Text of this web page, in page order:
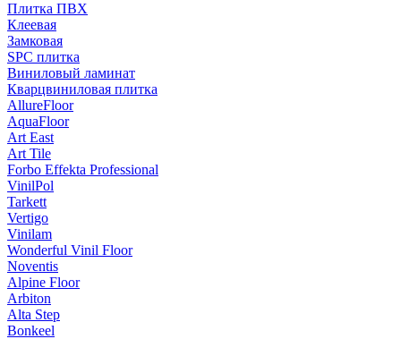
Плитка ПВХ
Клеевая
Замковая
SPC плитка
Виниловый ламинат
Кварцвиниловая плитка
AllureFloor
AquaFloor
Art East
Art Tile
Forbo Effekta Professional
VinilPol
Tarkett
Vertigo
Vinilam
Wonderful Vinil Floor
Noventis
Alpine Floor
Arbiton
Alta Step
Bonkeel